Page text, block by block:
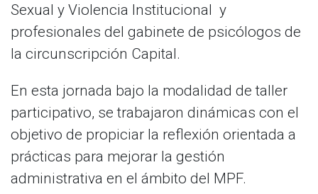
Sexual y Violencia Institucional y
profesionales del gabinete de psicólogos de
la circunscripción Capital.
En esta jornada bajo la modalidad de taller
participativo, se trabajaron dinámicas con el
objetivo de propiciar la reflexión orientada a
prácticas para mejorar la gestión
administrativa en el ámbito del MPF.